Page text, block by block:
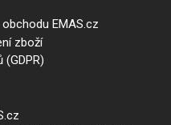
EMAS.cz
zboží